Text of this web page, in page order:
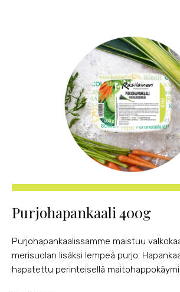
Purjohapankaali 400g
Purjohapankaalissamme maistuu
merisuolan lisäksi lempeä purjo.
hapatettu perinteisellä